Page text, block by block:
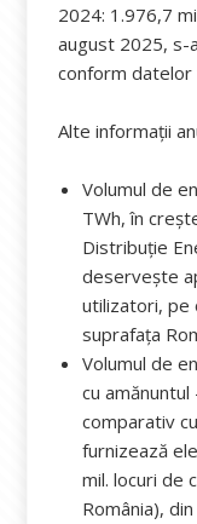
2024: 1.976,7
august 2025, s-
conform datelor
Alte informații
Volumul de
TWh, în
Distribuție
deservește
utilizatori, pe
suprafața
Volumul de
cu
comparativ
furnizează
mil. locuri de
România),